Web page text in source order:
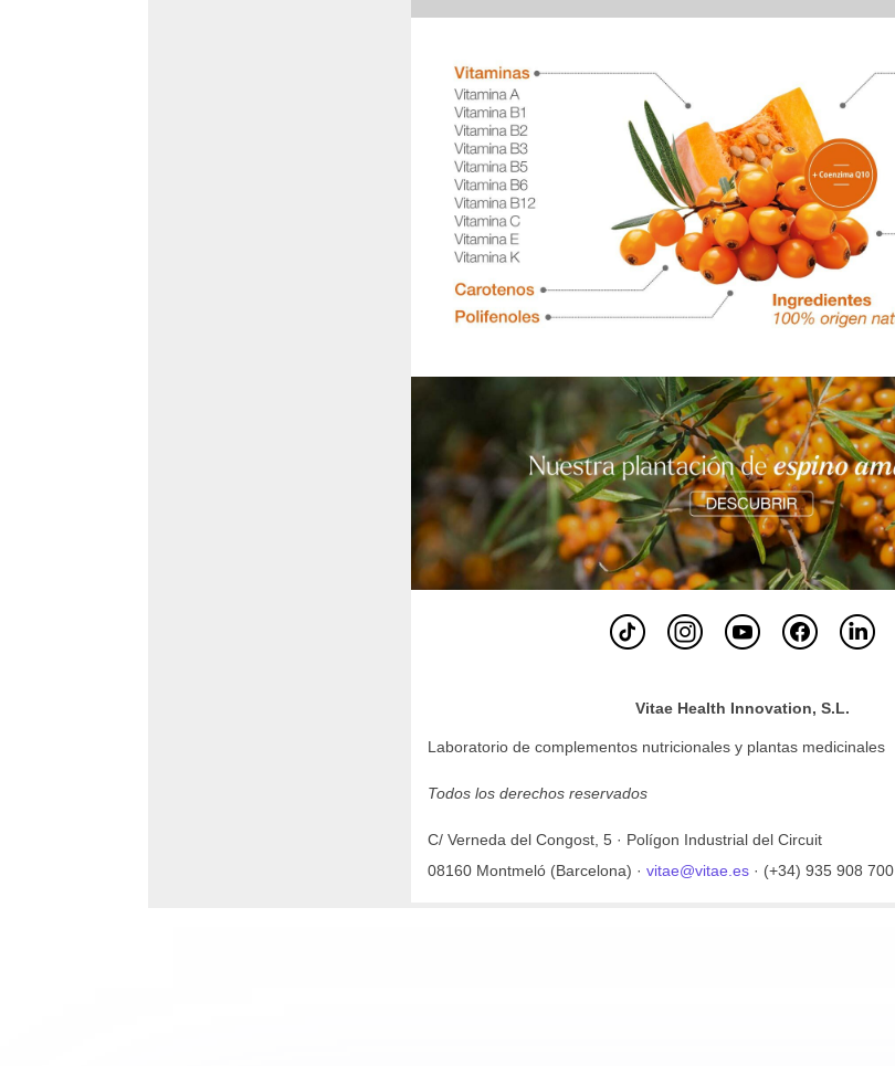
Vitae Health Innovation, S.L.
Laboratorio de complementos nutricionales y plantas medicinales
Todos los derechos reservados
C/ Verneda del Congost, 5 · Polígon Industrial del Circuit
08160 Montmeló (Barcelona) · vitae@vitae.es· (+34) 935 908 700